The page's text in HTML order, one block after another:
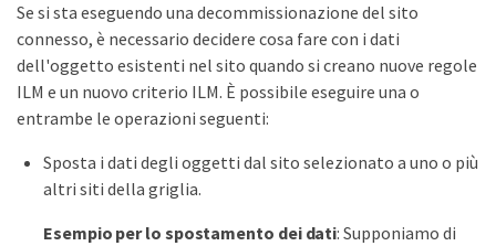
Se si sta eseguendo una decommissionazione del sito
connesso, è necessario decidere cosa fare con i dati
dell'oggetto esistenti nel sito quando si creano nuove regole
ILM e un nuovo criterio ILM. È possibile eseguire una o
entrambe le operazioni seguenti:
Sposta i dati degli oggetti dal sito selezionato a uno o più
altri siti della griglia.
Esempio per lo spostamento dei dati: Supponiamo di